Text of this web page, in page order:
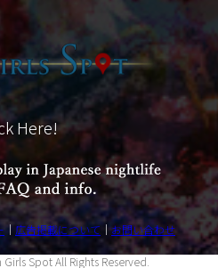
Here!
広告掲載について お問い合わせ
Spot All Rights Reserved.